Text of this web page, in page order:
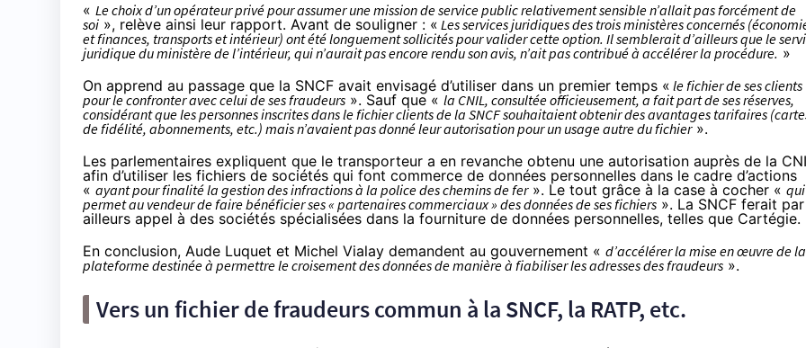
« Le choix d’un opérateur privé pour assumer une mission de service public relativement sensible n’allait pas forcément de
soi », relève ainsi leur rapport. Avant de souligner : « Les services juridiques des trois ministères concernés
et finances, transports et intérieur) ont été longuement sollicités pour valider cette option. Il semblerait d’ailleurs que le
juridique du ministère de l’intérieur, qui n’aurait pas encore rendu son avis, n’ait pas contribué à accélérer la procédure. »
On apprend au passage que la SNCF avait envisagé d’utiliser dans un premier temps « le fichier de ses clients
pour le confronter avec celui de ses fraudeurs ». Sauf que « la CNIL, consultée officieusement, a fait part de ses réserves,
considérant que les personnes inscrites dans le fichier clients de la SNCF souhaitaient obtenir des avantages tarifaires
de fidélité, abonnements, etc.) mais n’avaient pas donné leur autorisation pour un usage autre du fichier».
Les parlementaires expliquent que le transporteur a en revanche obtenu une autorisation auprès de la
afin d’utiliser les fichiers de sociétés qui font commerce de données personnelles dans le cadre d’actions
« ayant pour finalité la gestion des infractions à la police des chemins de fer». Le tout grâce à la case à cocher « qui
permet au vendeur de faire bénéficier ses « partenaires commerciaux » des données de ses fichiers ». La SNCF ferait par
ailleurs appel à des sociétés spécialisées dans la fourniture de données personnelles, telles que Cartégie.
En conclusion, Aude Luquet et Michel Vialay demandent au gouvernement « d’accélérer la mise en œuvre de la
plateforme destinée à permettre le croisement des données de manière à fiabiliser les adresses des fraudeurs ».
Vers un fichier de fraudeurs commun à la SNCF, la RATP, etc.